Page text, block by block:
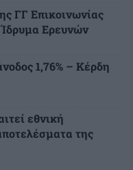
ΓΓ Επικοινωνίας
Ερευνών
1,76% – Κέρδη
εθνική
της